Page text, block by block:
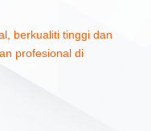
berkualiti tinggi dan
profesional di